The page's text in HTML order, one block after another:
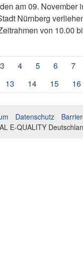
am 09. November
Nürnberg
von 10.00
3 4 5 6 7
13 14 15 16
Datenschutz
E-QUALITY